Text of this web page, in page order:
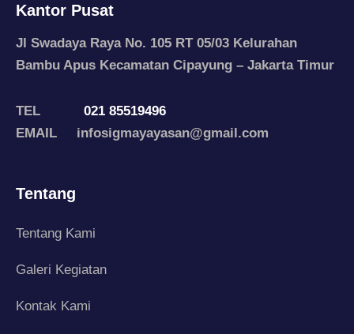
Kantor Pusat
Jl Swadaya Raya No. 105 RT 05/03 Kelurahan
Bambu Apus Kecamatan Cipayung – Jakarta Timur
TEL
021 85519496
EMAIL infosigmayayasan@gmail.com
Tentang
Tentang Kami
Galeri Kegiatan
Kontak Kami